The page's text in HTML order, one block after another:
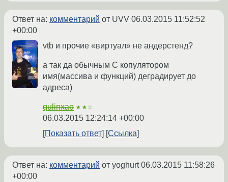
Ответ на: комментарий от UVV 06.03.2015 11:52:52
+00:00
vtb и прочие «виртуал» не андерстенд?
а так да обычным С копулятором
имя(массива и функций) деградирует до
адреса)
qulinxao ★★☆
06.03.2015 12:24:14 +00:00
Показать ответ
Ссылка
Ответ на: комментарий от yoghurt06.03.2015 11:58:26
+00:00